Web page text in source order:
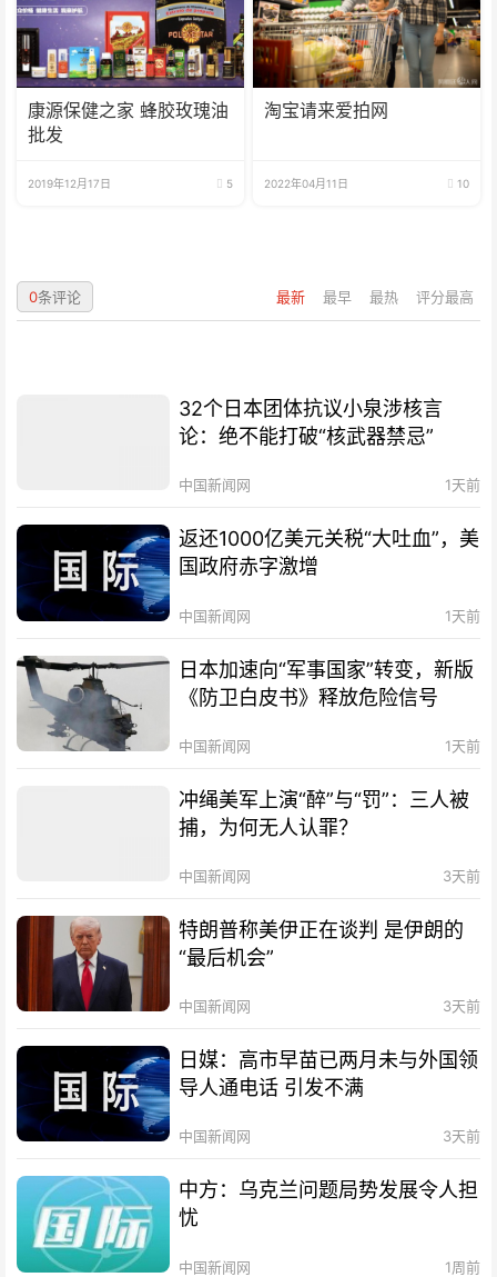
康源保健之家 蜂胶玫瑰油
批发
2019年12月17日 5
淘宝请来爱拍网
2022年04月11日 10
最新 最早 最热 评分最高
0条评论
32个日本团体抗议小泉涉核言
论：绝不能打破“核武器禁忌”
中国新闻网 1天前
返还1000亿美元关税“大吐血”，美
国政府赤字激增
中国新闻网 1天前
日本加速向“军事国家”转变，新版
《防卫白皮书》释放危险信号
中国新闻网 1天前
冲绳美军上演“醉”与“罚”：三人被
捕，为何无人认罪？
中国新闻网 3天前
特朗普称美伊正在谈判 是伊朗的
“最后机会”
中国新闻网 3天前
日媒：高市早苗已两月未与外国领
导人通电话 引发不满
中国新闻网 3天前
中方：乌克兰问题局势发展令人担
忧
中国新闻网 1周前